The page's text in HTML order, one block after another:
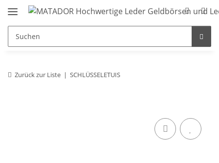
Zurück zur Liste SCHLÜSSELETUIS